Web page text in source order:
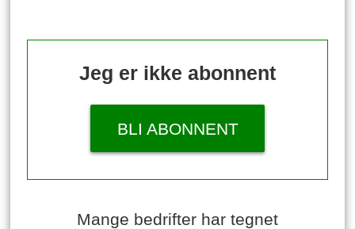
Jeg er ikke abonnent
BLI ABONNENT
Mange bedrifter har tegnet